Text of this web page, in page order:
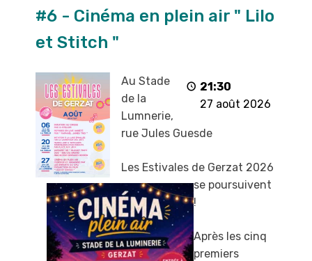
2026
Soirée
Cinéma
Stitch
#6 - Cinéma en plein air " Lilo
et Stitch "
21:30
27 août 2026
Au Stade
de la
Lumnerie,
rue Jules Guesde
Les Estivales de Gerzat 2026
se poursuivent
!
Après les cinq
premiers